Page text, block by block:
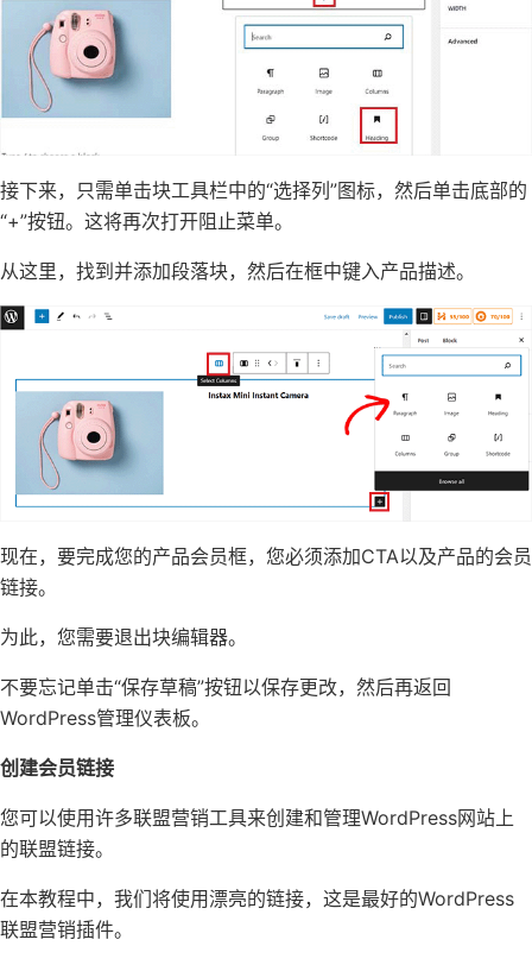
接下来，只需单击块工具栏中的“选择列”图标，然后单击底部的
“+”按钮。这将再次打开阻止菜单。
从这里，找到并添加段落块，然后在框中键入产品描述。
现在，要完成您的产品会员框，您必须添加CTA以及产品的会员
链接。
为此，您需要退出块编辑器。
不要忘记单击“保存草稿”按钮以保存更改，然后再返回
WordPress管理仪表板。
创建会员链接
您可以使用许多联盟营销工具来创建和管理WordPress网站上
的联盟链接。
在本教程中，我们将使用漂亮的链接，这是最好的WordPress
联盟营销插件。